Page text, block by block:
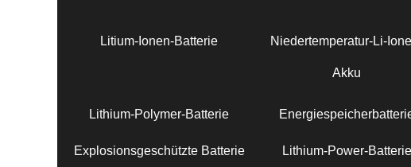
Litium-Ionen-Batterie Niedertemperatur-Li-
Akku
Lithium-Polymer-Batterie
Explosionsgeschützte Batterie Lithium-Power-Batterie